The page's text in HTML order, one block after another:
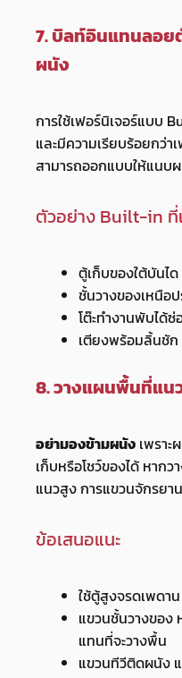
7. บิลท์อินแทนลอ
ผนัง
การใช้เฟอร์นิเจอร์แบบ
และมีความเรียบร้อยกว่า
สามารถออกแบบให้แนบ
ตัวอย่าง Built-in ที่
ตู้เก็บของใต้บันได
ชั้นวางของเหนือ
โต๊ะทำงานพับได้
เตียงพร้อมลิ้นชัก
8. วางแผนพื้นที่แน
อย่ามองข้ามผนัง เพรา
เก็บหรือโชว์ของได้ หาก
แนวสูง การแขวนจักรยา
ข้อเสนอแนะ
ใช้ตู้สูงจรดเพดา
แขวนชั้นวางของ
แทนที่จะวางพื้น
แขวนทีวีติดผนัง